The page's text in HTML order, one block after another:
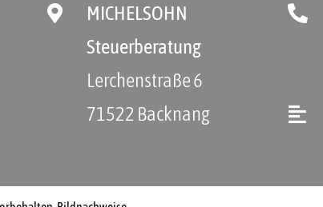
MICHELSOHN
Steuerberatung
Lerchenstraße 6
71522 Backnang